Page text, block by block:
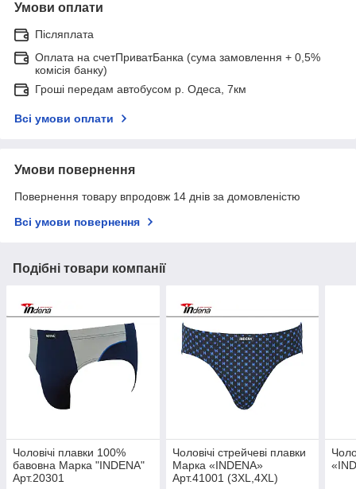
Умови оплати
Післяплата
Оплата на счетПриватБанка (сума замовлення + 0,5%
комісія банку)
Гроші передам автобусом р. Одеса, 7км
Всі умови оплати
Умови повернення
Повернення товару впродовж 14 днів за домовленістю
Всі умови повернення
Подібні товари компанії
Чоловічі плавки 100%
бавовна Марка "INDENA"
Арт.20301
Чоловічі стрейчеві плавки
Марка «INDENA»
Арт.41001 (3XL,4XL)